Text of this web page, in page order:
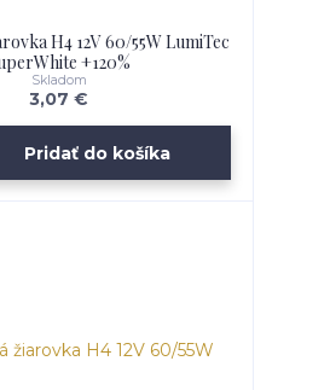
H4 12V 60/55W LumiTec
+120%
3,07 €
Skladom
Pridať do košíka